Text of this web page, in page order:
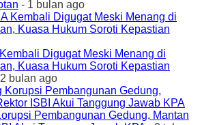
- 1 bulan ago
Digugat Meski Menang di
Kuasa Hukum Soroti Kepastian
bulan ago
Pembangunan Gedung, Mantan